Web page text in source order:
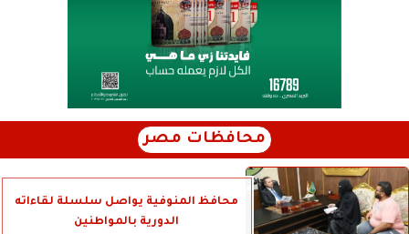
محافظات مصر
محافظ المنوفية يواصل سلسلة لقاءاته
الدورية بالمواطنين